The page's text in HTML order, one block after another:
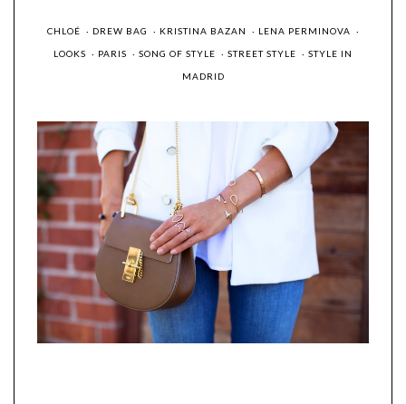
CHLOÉ · DREW BAG · KRISTINA BAZAN · LENA PERMINOVA ·
LOOKS · PARIS · SONG OF STYLE · STREET STYLE · STYLE IN
MADRID